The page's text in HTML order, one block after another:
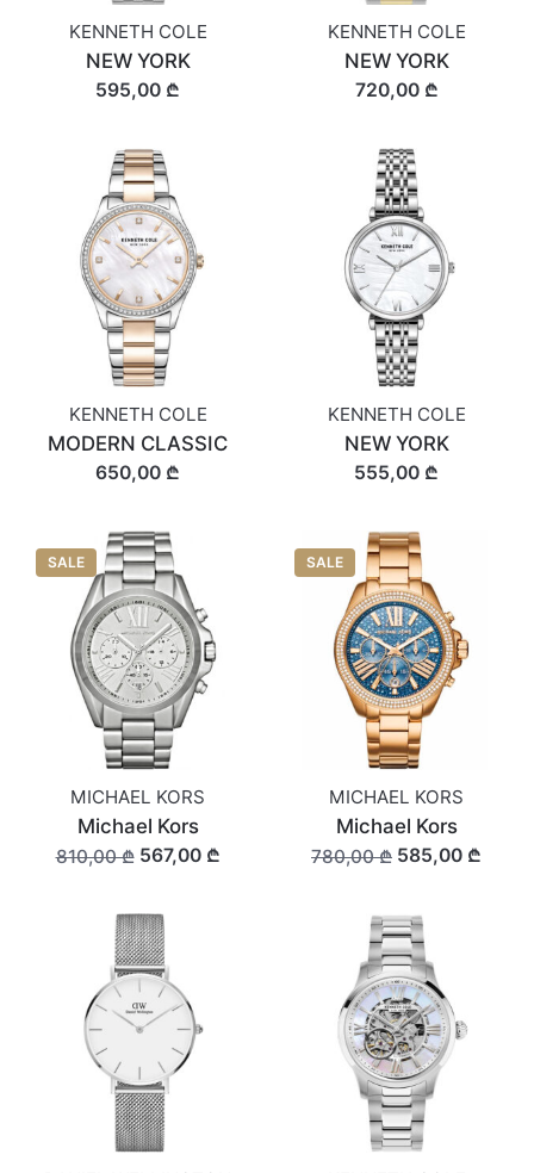
KENNETH COLE
NEW YORK
595,00 ₾
KENNETH COLE
NEW YORK
720,00 ₾
KENNETH COLE
MODERN CLASSIC
650,00 ₾
KENNETH COLE
NEW YORK
555,00 ₾
SALE
MICHAEL KORS
Michael Kors
810,00 ₾567,00 ₾
SALE
MICHAEL KORS
Michael Kors
780,00 ₾ 585,00 ₾